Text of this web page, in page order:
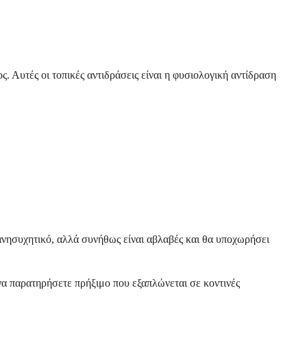
οι τοπικές αντιδράσεις είναι η φυσιολογική αντίδραση
αλλά συνήθως είναι αβλαβές και θα υποχωρήσει
παρατηρήσετε πρήξιμο που εξαπλώνεται σε κοντινές